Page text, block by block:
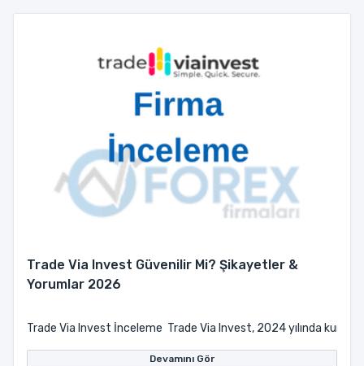
Trade Via Invest Güvenilir Mi? Şikayetler &
Yorumlar 2026
Trade Via Invest İnceleme Trade Via Invest, 2024 yılında
Devamını Gör